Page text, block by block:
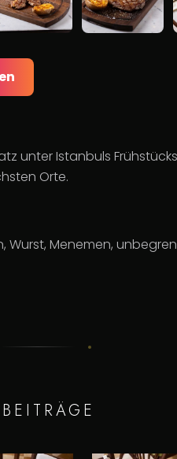
unter Istanbuls
Orte.
Wurst, Menemen,